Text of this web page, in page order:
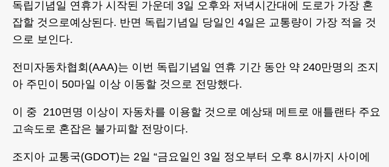
독립기념일 연휴가 시작된 가운데 3일 오후와 저녁시간대에 도로가 가장 혼
잡할 것으로예상된다. 반면 독립기념일 당일인 4일은 교통량이 가장 적을 것
으로 보인다.
전미자동차협회(AAA)는 이번 독립기념일 연휴 기간 동안 약 240만명의 조지
아 주민이 50마일 이상 이동할 것으로 전망했다.
이 중 210면명 이상이 자동차를 이용할 것으로 예상돼 메트로 애틀랜타 주요
고속도로 혼잡은 불가피할 전망이다.
조지아 교통국(GDOT)는 2일 “금요일인 3일 정오부터 오후 8시까지 사이에